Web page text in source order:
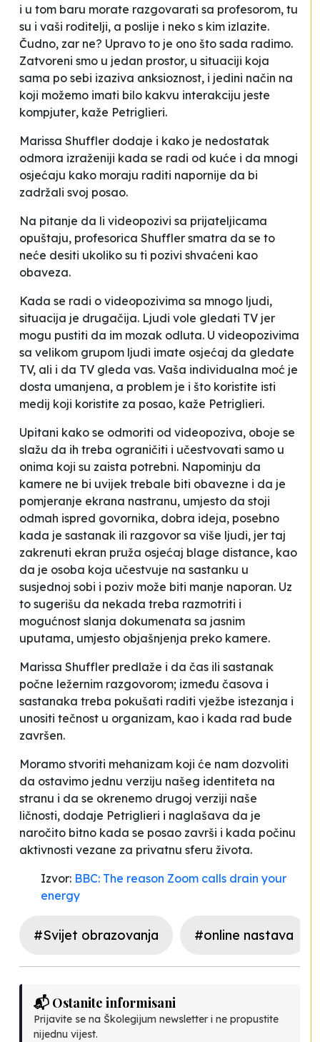
i u tom baru morate razgovarati sa profesorom, tu
su i vaši roditelji, a poslije i neko s kim izlazite.
Čudno, zar ne? Upravo to je ono što sada radimo.
Zatvoreni smo u jedan prostor, u situaciji koja
sama po sebi izaziva anksioznost, i jedini način na
koji možemo imati bilo kakvu interakciju jeste
kompjuter, kaže Petriglieri.
Marissa Shuffler dodaje i kako je nedostatak
odmora izraženiji kada se radi od kuće i da mnogi
osjećaju kako moraju raditi napornije da bi
zadržali svoj posao.
Na pitanje da li videopozivi sa prijateljicama
opuštaju, profesorica Shuffler smatra da se to
neće desiti ukoliko su ti pozivi shvaćeni kao
obaveza.
Kada se radi o videopozivima sa mnogo ljudi,
situacija je drugačija. Ljudi vole gledati TV jer
mogu pustiti da im mozak odluta. U videopozivima
sa velikom grupom ljudi imate osjećaj da gledate
TV, ali i da TV gleda vas. Vaša individualna moć je
dosta umanjena, a problem je i što koristite isti
medij koji koristite za posao, kaže Petriglieri.
Upitani kako se odmoriti od videopoziva, oboje se
slažu da ih treba ograničiti i učestvovati samo u
onima koji su zaista potrebni. Napominju da
kamere ne bi uvijek trebale biti obavezne i da je
pomjeranje ekrana nastranu, umjesto da stoji
odmah ispred govornika, dobra ideja, posebno
kada je sastanak ili razgovor sa više ljudi, jer taj
zakrenuti ekran pruža osjećaj blage distance, kao
da je osoba koja učestvuje na sastanku u
susjednoj sobi i poziv može biti manje naporan. Uz
to sugerišu da nekada treba razmotriti i
mogućnost slanja dokumenata sa jasnim
uputama, umjesto objašnjenja preko kamere.
Marissa Shuffler predlaže i da čas ili sastanak
počne ležernim razgovorom; između časova i
sastanaka treba pokušati raditi vježbe istezanja i
unositi tečnost u organizam, kao i kada rad bude
završen.
Moramo stvoriti mehanizam koji će nam dozvoliti
da ostavimo jednu verziju našeg identiteta na
stranu i da se okrenemo drugoj verziji naše
ličnosti, dodaje Petriglieri i naglašava da je
naročito bitno kada se posao završi i kada počinu
aktivnosti vezane za privatnu sferu života.
Izvor: BBC: The reason Zoom calls drain your
energy
#Svijet obrazovanja #online nastava
📬 Ostanite informisani
Prijavite se na Školegijum newsletter i ne propustite
nijednu vijest.